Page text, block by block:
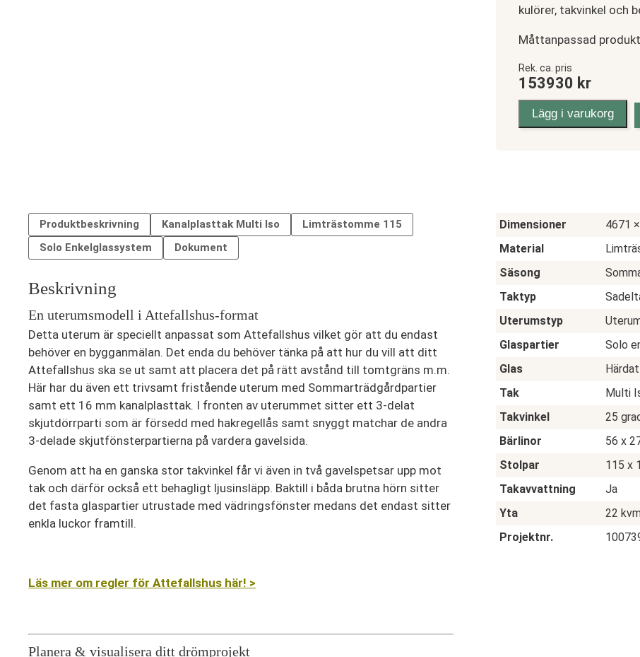
kulörer, takvinkel och
Måttanpassad produkt
Attefallshus,
Uterum
Sadeltak,
Sommar
Rek. ca. pris
153930 kr
Lägg i varukorg
Produktbeskrivning Kanalplasttak Multi Iso
Limträstomme 115
Solo Enkelglassystem
Dokument
Beskrivning
En uterumsmodell i Attefallshus-format
Detta uterum är speciellt anpassat som Attefallshus vilket gör att du endast
behöver en bygganmälan. Det enda du behöver tänka på att hur du vill att ditt
Attefallshus ska se ut samt att placera det på rätt avstånd till tomtgräns m.m.
Här har du även ett trivsamt fristående uterum med Sommarträdgårdpartier
samt ett 16 mm kanalplasttak. I fronten av uterummet sitter ett 3-delat
skjutdörrparti som är försedd med hakregellås samt snyggt matchar de andra
3-delade skjutfönsterpartierna på vardera gavelsida.
Genom att ha en ganska stor takvinkel får vi även in två gavelspetsar upp mot
tak och därför också ett behagligt ljusinsläpp. Baktill i båda brutna hörn sitter
det fasta glaspartier utrustade med vädringsfönster medans det endast sitter
enkla luckor framtill.
Läs mer om regler för Attefallshus här! >
Planera & visualisera ditt drömprojekt
Dimensioner
4671
Material
Säsong
Taktyp
Uterumstyp
Glaspartier
Solo
Glas
Tak
Multi
Takvinkel
25
Bärlinor
56 x
Stolpar
115 x
Takavvattning
Ja
Yta
22
Projektnr.